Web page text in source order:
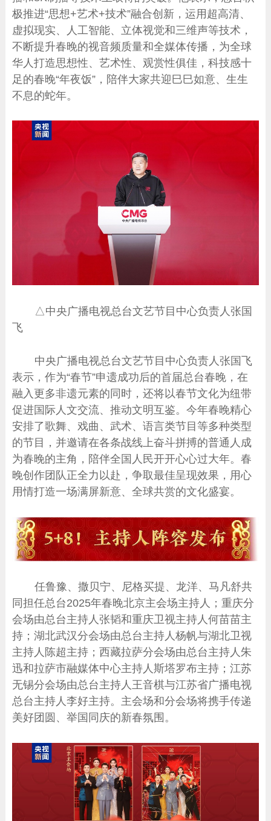
极推进“思想+艺术+技术”融合创新，运用超高清、
虚拟现实、人工智能、立体视觉和三维声等技术，
不断提升春晚的视音频质量和全媒体传播，为全球
华人打造思想性、艺术性、观赏性俱佳，科技感十
足的春晚“年夜饭”，陪伴大家共迎巳巳如意、生生
不息的蛇年。
△中央广播电视总台文艺节目中心负责人张国
飞
中央广播电视总台文艺节目中心负责人张国飞
表示，作为“春节”申遗成功后的首届总台春晚，在
融入更多非遗元素的同时，还将以春节文化为纽带
促进国际人文交流、推动文明互鉴。今年春晚精心
安排了歌舞、戏曲、武术、语言类节目等多种类型
的节目，并邀请在各条战线上奋斗拼搏的普通人成
为春晚的主角，陪伴全国人民开开心心过大年。春
晚创作团队正全力以赴，争取最佳呈现效果，用心
用情打造一场满屏新意、全球共赏的文化盛宴。
任鲁豫、撒贝宁、尼格买提、龙洋、马凡舒共
同担任总台2025年春晚北京主会场主持人；重庆分
会场由总台主持人张韬和重庆卫视主持人何苗苗主
持；湖北武汉分会场由总台主持人杨帆与湖北卫视
主持人陈超主持；西藏拉萨分会场由总台主持人朱
迅和拉萨市融媒体中心主持人斯塔罗布主持；江苏
无锡分会场由总台主持人王音棋与江苏省广播电视
总台主持人李好主持。主会场和分会场将携手传递
美好团圆、举国同庆的新春氛围。